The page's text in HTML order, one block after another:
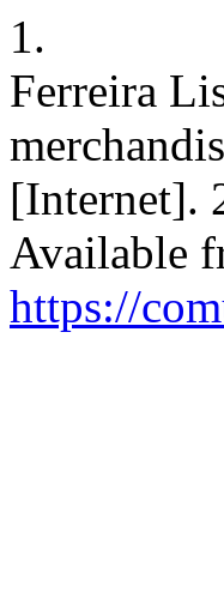
1.
Ferreira
[Internet].
Available
https://